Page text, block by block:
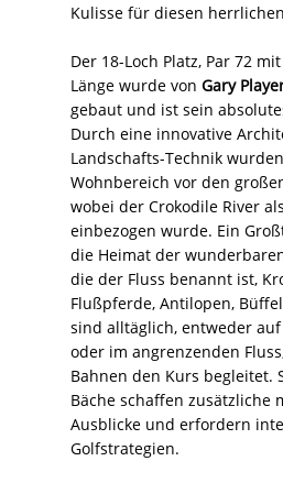
Kulisse für diesen
Der 18-Loch Platz, Par 72
Länge wurde von Gary
gebaut und ist sein
Durch eine innovative
Landschafts-Technik
Wohnbereich vor den
wobei der Crokodile River
einbezogen wurde. Ein
die Heimat der
die der Fluss benannt ist,
Flußpferde, Antilopen,
sind alltäglich, entweder
oder im angrenzenden
Bahnen den Kurs begleitet.
Bäche schaffen zusätzliche
Ausblicke und erfordern
Golfstrategien.